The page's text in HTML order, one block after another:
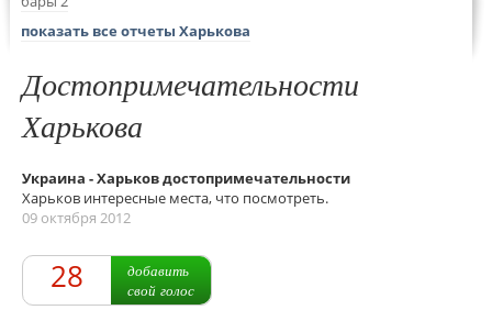
показать все отчеты Харькова
Достопримечательности
Харькова
Украина - Харьков достопримечательности
Харьков интересные места, что посмотреть.
09 октября 2012
28
добавить
свой голос